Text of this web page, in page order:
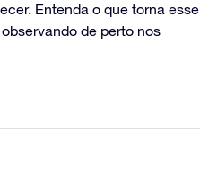
Entenda o que torna esse
de perto nos